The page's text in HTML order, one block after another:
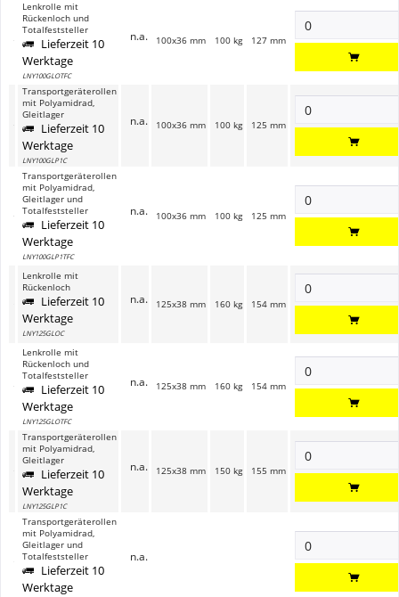
Lenkrolle mit
Rückenloch und
Totalfeststeller
Lieferzeit 10
Werktage
LNY100GLOTFC
n.a. 100x36 mm 100 kg 127 mm
Transportgeräterollen
mit Polyamidrad,
Gleitlager
Lieferzeit 10
Werktage
LNY100GLP1C
n.a. 100x36 mm 100 kg 125 mm
Transportgeräterollen
mit Polyamidrad,
Gleitlager und
Totalfeststeller
Lieferzeit 10
Werktage
LNY100GLP1TFC
n.a. 100x36 mm 100 kg 125 mm
Lenkrolle mit
Rückenloch
Lieferzeit 10
Werktage
LNY125GLOC
n.a. 125x38 mm 160 kg 154 mm
Lenkrolle mit
Rückenloch und
Totalfeststeller
Lieferzeit 10
Werktage
LNY125GLOTFC
n.a. 125x38 mm 160 kg 154 mm
Transportgeräterollen
mit Polyamidrad,
Gleitlager
Lieferzeit 10
Werktage
LNY125GLP1C
n.a. 125x38 mm 150 kg 155 mm
Transportgeräterollen
mit Polyamidrad,
Gleitlager und
Totalfeststeller
Lieferzeit 10
Werktage
n.a.